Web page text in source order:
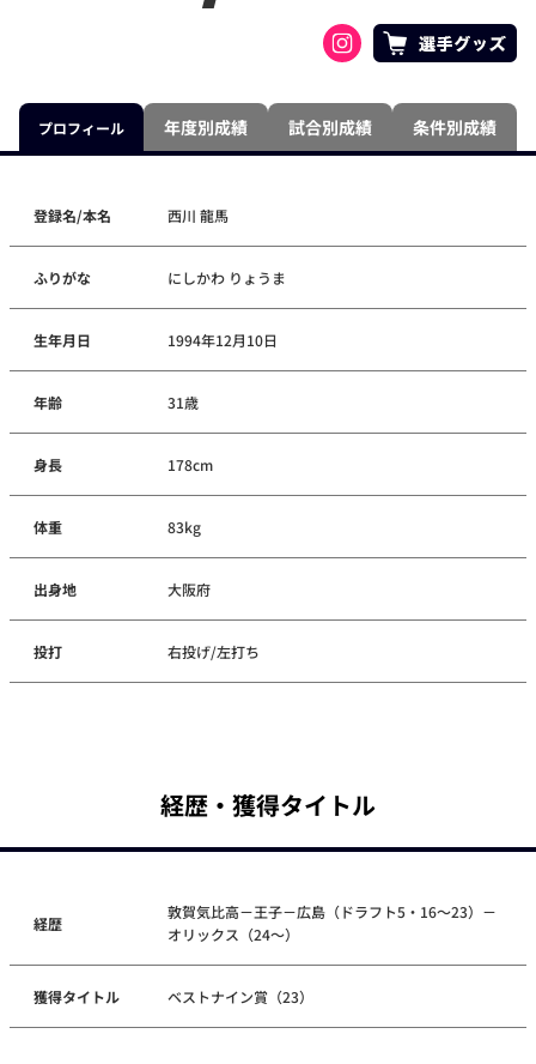
プロフィール 年度別成績 試合別成績 条件別成績
登録名/本名 西川 龍馬
ふりがな にしかわ りょうま
生年月日 1994年12月10日
年齢 31歳
身長 178cm
体重 83kg
出身地 大阪府
投打 右投げ/左打ち
経歴・獲得タイトル
経歴
敦賀気比高－王子－広島（ドラフト5・16～23）－
オリックス（24～）
獲得タイトル ベストナイン賞（23）